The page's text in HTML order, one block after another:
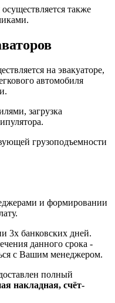
также
на эвакуаторе,
автомобиля
загрузка
грузоподъемности
и формировании
3х банковских дней.
данного срока -
с Вашим менеджером.
полный
накладная, счёт-